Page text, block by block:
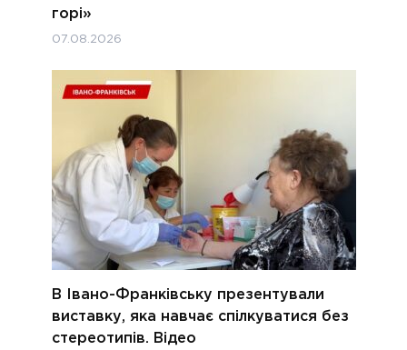
горі»
07.08.2026
В Івано-Франківську презентували
виставку, яка навчає спілкуватися без
стереотипів. Відео